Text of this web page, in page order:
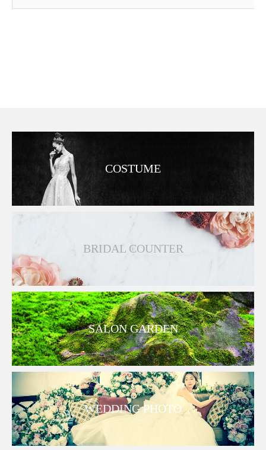
COSTUME
BRIDAL COUNTER
SALON GARDEN
WEDDING PHOTO